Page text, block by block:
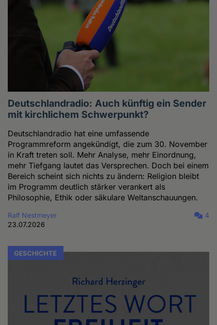
Deutschlandradio: Auch künftig ein Sender
mit kirchlichem Schwerpunkt?
Deutschlandradio hat eine umfassende
Programmreform angekündigt, die zum 30. November
in Kraft treten soll. Mehr Analyse, mehr Einordnung,
mehr Tiefgang lautet das Versprechen. Doch bei einem
Bereich scheint sich nichts zu ändern: Religion bleibt
im Programm deutlich stärker verankert als
Philosophie, Ethik oder säkulare Weltanschauungen.
Ralf Nestmeyer
23.07.2026
4
GESCHICHTE